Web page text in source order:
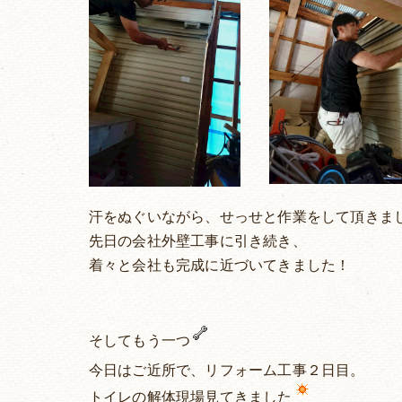
汗をぬぐいながら、せっせと作業をして頂きま
先日の会社外壁工事に引き続き、
着々と会社も完成に近づいてきました！
そしてもう一つ
今日はご近所で、リフォーム工事２日目。
トイレの解体現場見てきました